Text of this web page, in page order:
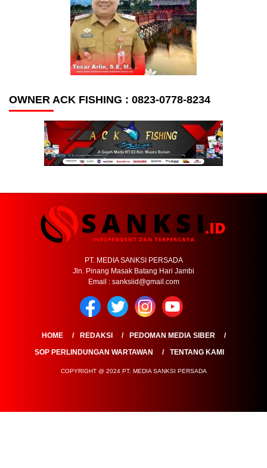
OWNER ACK FISHING : 0823-0778-8234
PT. MEDIA SANKSI PERSADA
Jln. Pinang Masak Batang Hari Jambi
Email : sanksiid@gmail.com
HOME REDAKSI
PEDOMAN MEDIA SIBER
SOP PERLINDUNGAN WARTAWAN
TENTANG KAMI
COPYRIGHT @ 2024 PT. MEDIA SANKSI PERSADA